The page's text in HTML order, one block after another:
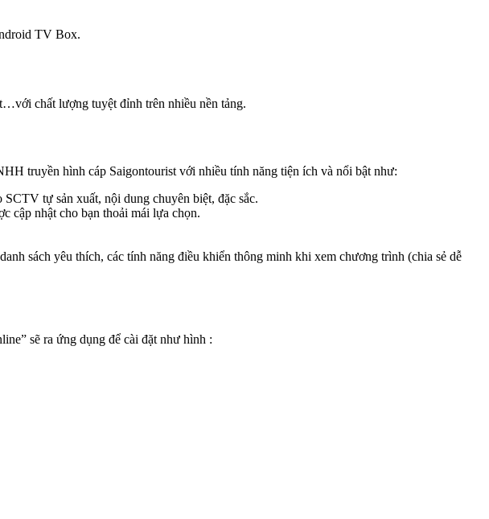
TV Box.
chất lượng tuyệt đỉnh trên nhiều nền tảng.
truyền hình cáp Saigontourist với nhiều tính năng tiện ích và nổi bật như:
tự sản xuất, nội dung chuyên biệt, đặc sắc.
cập nhật cho bạn thoải mái lựa chọn.
sách yêu thích, các tính năng điều khiển thông minh khi xem chương trình (chia sẻ dễ
sẽ ra ứng dụng để cài đặt như hình :